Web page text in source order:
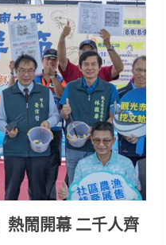
熱鬧開幕 二千人齊